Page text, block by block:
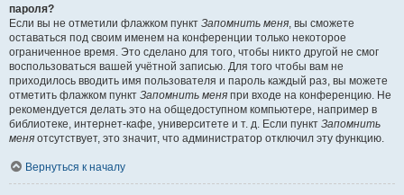
пароля?
Если вы не отметили флажком пункт Запомнить меня , вы сможете
оставаться под своим именем на конференции только некоторое
ограниченное время. Это сделано для того, чтобы никто другой не смог
воспользоваться вашей учётной записью. Для того чтобы вам не
приходилось вводить имя пользователя и пароль каждый раз, вы можете
отметить флажком пункт Запомнить меня при входе на конференцию. Не
рекомендуется делать это на общедоступном компьютере, например в
библиотеке, интернет-кафе, университете и т. д. Если пункт Запомнить
меня отсутствует, это значит, что администратор отключил эту функцию.
Вернуться к началу